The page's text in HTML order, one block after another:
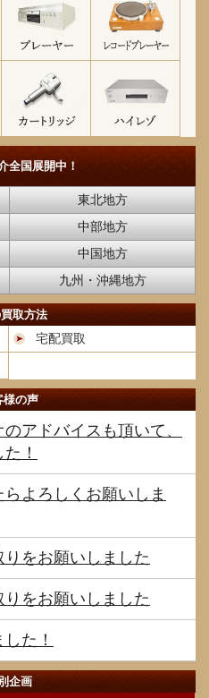
全国展開中！
東北地方
中部地方
中国地方
九州・沖縄地方
取方法
宅配買取
様の声
アドバイスも頂いて、
！
よろしくお願いしま
をお願いしました
をお願いしました
た！
企画